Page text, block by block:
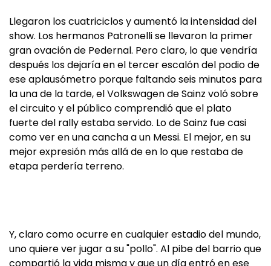
Llegaron los cuatriciclos y aumentó la intensidad del
show. Los hermanos Patronelli se llevaron la primer
gran ovación de Pedernal. Pero claro, lo que vendría
después los dejaría en el tercer escalón del podio de
ese aplausómetro porque faltando seis minutos para
la una de la tarde, el Volkswagen de Sainz voló sobre
el circuito y el público comprendió que el plato
fuerte del rally estaba servido. Lo de Sainz fue casi
como ver en una cancha a un Messi. El mejor, en su
mejor expresión más allá de en lo que restaba de
etapa perdería terreno.
Y, claro como ocurre en cualquier estadio del mundo,
uno quiere ver jugar a su "pollo". Al pibe del barrio que